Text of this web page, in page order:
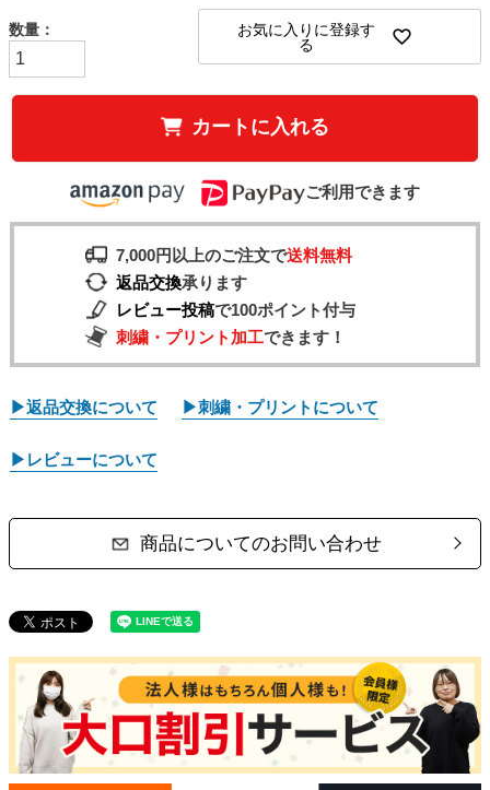
お気に入りに登録す
る
カートに入れる
ご利用できます
7,000円以上のご注文で送料無料
返品交換承ります
レビュー投稿で100ポイント付与
刺繍・プリント加工できます！
▶返品交換について ▶刺繍・プリントについて
▶レビューについて
商品についてのお問い合わせ